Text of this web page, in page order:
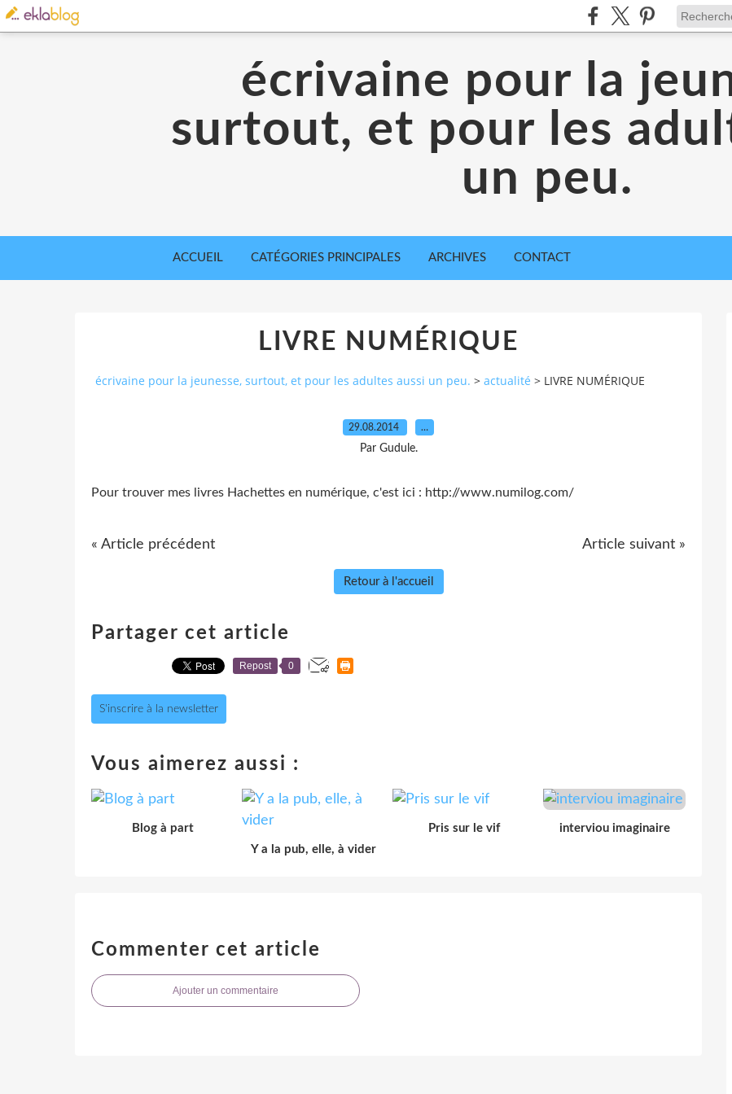
écrivaine pour la
surtout, et pour les
un peu.
ACCUEIL CATÉGORIES PRINCIPALES ARCHIVES CONTACT
LIVRE NUMÉRIQUE
écrivaine pour la jeunesse, surtout, et pour les adultes aussi un peu. > actualité > LIVRE NUMÉRIQUE
29.08.2014 …
Par Gudule.
Pour trouver mes livres Hachettes en numérique, c'est ici : http://www.numilog.com/
« Article précédent Article suivant »
Retour à l'accueil
Partager cet article
Repost 0
S'inscrire à la newsletter
Vous aimerez aussi :
Blog à part
Y a la pub, elle, à vider
Pris sur le vif interviou imaginaire
Commenter cet article
Ajouter un commentaire